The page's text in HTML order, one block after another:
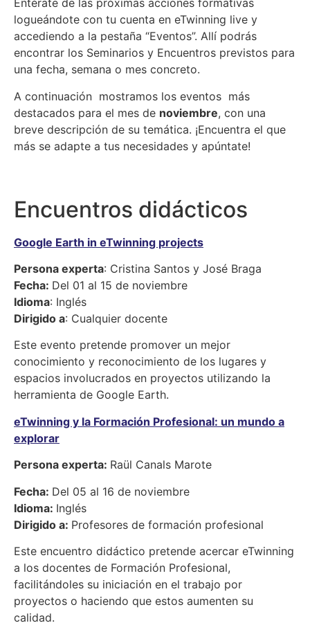
Entérate de las próximas acciones formativas
logueándote con tu cuenta en eTwinning live y
accediendo a la pestaña “Eventos”. Allí podrás
encontrar los Seminarios y Encuentros previstos para
una fecha, semana o mes concreto.
A continuación mostramos los eventos más
destacados para el mes de noviembre, con una
breve descripción de su temática. ¡Encuentra el que
más se adapte a tus necesidades y apúntate!
Encuentros didácticos
Google Earth in eTwinning projects
Persona experta: Cristina Santos y José Braga
Fecha: Del 01 al 15 de noviembre
Idioma: Inglés
Dirigido a: Cualquier docente
Este evento pretende promover un mejor
conocimiento y reconocimiento de los lugares y
espacios involucrados en proyectos utilizando la
herramienta de Google Earth.
eTwinning y la Formación Profesional: un mundo a
explorar
Persona experta: Raül Canals Marote
Fecha: Del 05 al 16 de noviembre
Idioma: Inglés
Dirigido a: Profesores de formación profesional
Este encuentro didáctico pretende acercar eTwinning
a los docentes de Formación Profesional,
facilitándoles su iniciación en el trabajo por
proyectos o haciendo que estos aumenten su
calidad.